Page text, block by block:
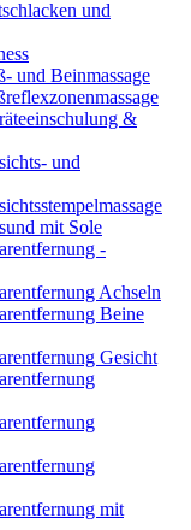
und
und Beinmassage
&
und
mit Sole
-
Achseln
Beine
Gesicht
mit